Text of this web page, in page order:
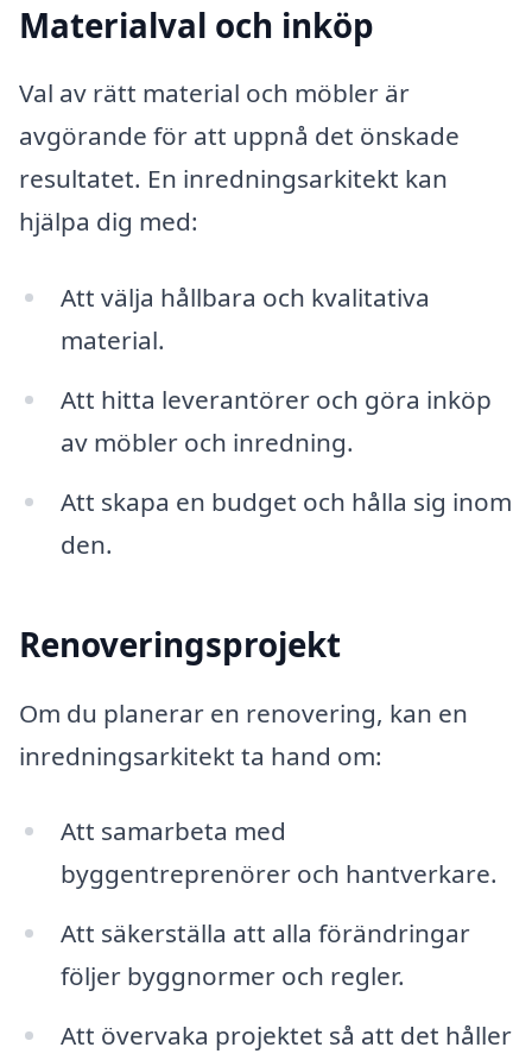
Materialval och inköp
Val av rätt material och möbler är
avgörande för att uppnå det önskade
resultatet. En inredningsarkitekt kan
hjälpa dig med:
Att välja hållbara och kvalitativa
material.
Att hitta leverantörer och göra inköp
av möbler och inredning.
Att skapa en budget och hålla sig inom
den.
Renoveringsprojekt
Om du planerar en renovering, kan en
inredningsarkitekt ta hand om:
Att samarbeta med
byggentreprenörer och hantverkare.
Att säkerställa att alla förändringar
följer byggnormer och regler.
Att övervaka projektet så att det håller